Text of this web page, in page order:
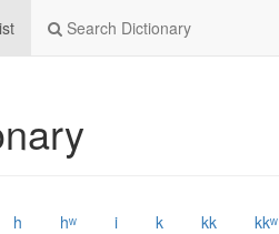
Search Dictionary
h hʷ i k kk kkʷ